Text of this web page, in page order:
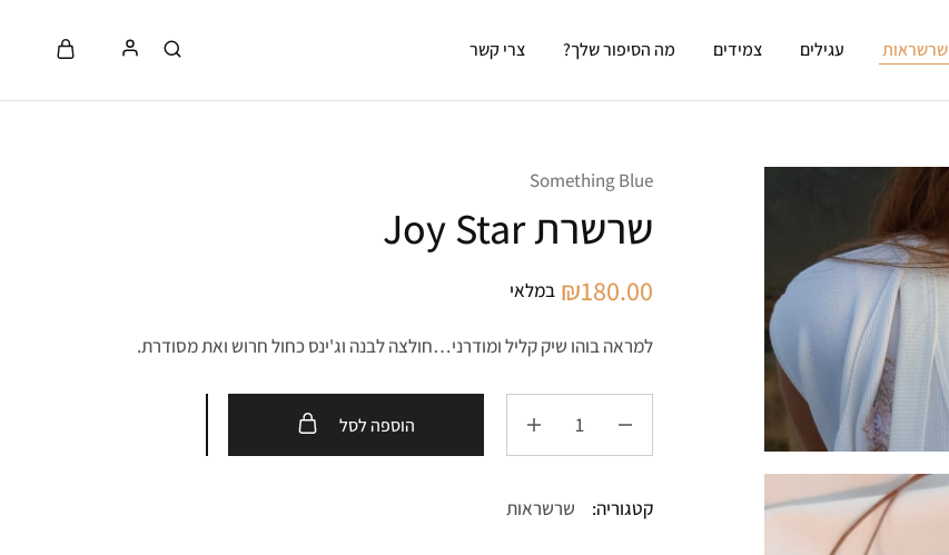
שרשראות עגילים צמידים מה הסיפור שלך? צרי קשר
Something Blue
שרשרת Joy Star
₪180.00 במלאי
למראה בוהו שיק קליל ומודרני…חולצה לבנה וג'ינס כחול חרוש ואת מסודרת.
הוספה לסל
קטגוריה: שרשראות